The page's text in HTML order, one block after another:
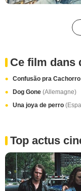
Ce film dans
Confusão pra Cachorro
Dog Gone (Allemagne)
Una joya de perro
Top actus